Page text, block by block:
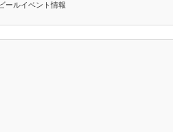
ビールイベント情報